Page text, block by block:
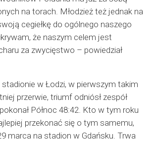
na torach. Młodzież też jednak na
cegiełkę do ogólnego naszego
że naszym celem jest
za zwycięstwo – powiedział
stadionie w Łodzi, w pierwszym takim
przerwie, triumf odniósł zespół
Północ 48:42. Kto w tym roku
przekonać się o tym samemu,
marca na stadion w Gdańsku. Trwa